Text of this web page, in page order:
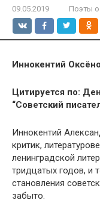
09.05.2019 Поэты о
Иннокентий
Цитируется по:
“Советский
Иннокентий
критик,
ленинградской
тридцатых годов, и
становления
забыто.